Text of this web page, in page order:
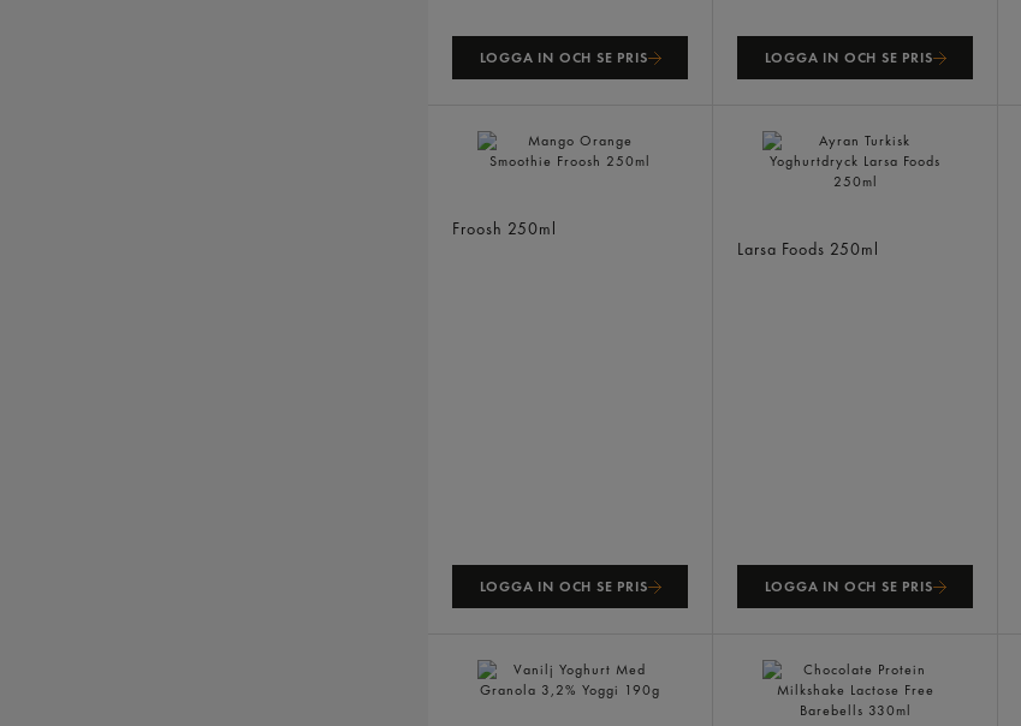
LOGGA IN OCH SE PRIS LOGGA IN OCH SE PRIS
Froosh 250ml
LOGGA IN OCH SE PRIS
Larsa Foods 250ml
LOGGA IN OCH SE PRIS